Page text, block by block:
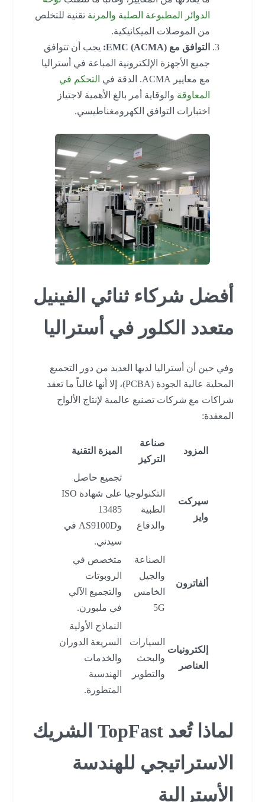
الدوائر المطبوعة الصلبة والمرنةتقنية للتخلص
من الموصلات الميكانيكية.
التوافق مع EMC (ACMA):
يجب أن تتوافق
جميع الأجهزة الإلكترونية المباعة في أستراليا
مع معايير ACMA. الدقة في
التحكم في
المعاوقةوالوقاية أمر بالغ الأهمية لاجتياز
اختبارات التوافق الكهرومغناطيسي.
أفضل شركاء ثنائي الفينيل
متعدد الكلور في أستراليا
وفي حين أن أستراليا لديها العديد من دور التجميع
المحلية عالية الجودة (PCBA)، إلا أنها غالباً ما تعقد
شراكات مع شركات تصنيع عالمية لإنتاج الألواح
المعقدة:
المزود
صناعة
التركيز
الميزة التقنية
سيركت
التكنولوجيا
الطبية
والدفاع
تجميع حاصل
على شهادة ISO
13485
وAS9100D في
سيدني.
ألفاترون
الصناعة
والجيل
الخامس
متخصص في
الروبوتات
والتجميع الآلي
في ملبورن.
إلكترونيات
العناصر
السيارات
والبحث
والتطوير
النماذج الأولية
السريعة الدوران
والخدمات
الهندسية
المتطورة.
لماذا تُعد TopFast الشريك
الاستراتيجي للهندسة
الأسترالية